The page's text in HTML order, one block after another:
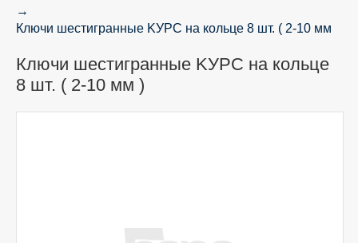
Ключи шестигранные KУРС на кольце 8 шт. ( 2-10 мм
Ключи шестигранные KУРС на кольце
8 шт. ( 2-10 мм )